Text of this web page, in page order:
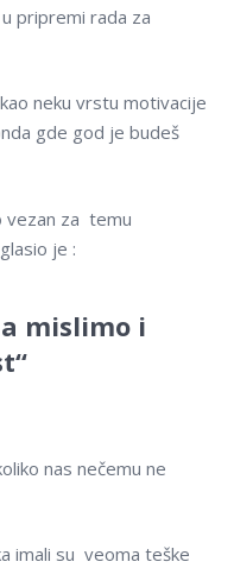
pripremi rada za
neku vrstu motivacije
gde god je budeš
vezan za temu
je :
mislimo i
nas nečemu ne
imali su veoma teške